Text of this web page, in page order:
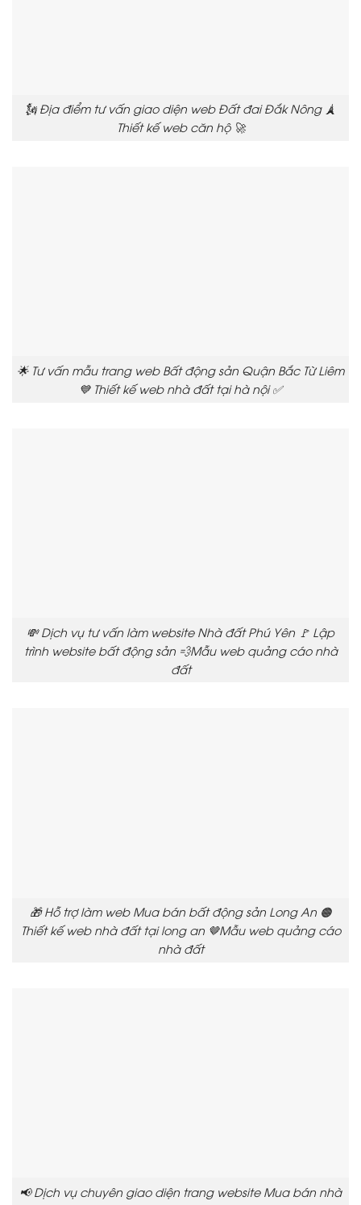
🗽 Địa điểm tư vấn giao diện web Đất đai Đắk Nông 🗼
Thiết kế web căn hộ 🚀
🌟 Tư vấn mẫu trang web Bất động sản Quận Bắc Từ Liêm
💙 Thiết kế web nhà đất tại hà nội ✅
💸 Dịch vụ tư vấn làm website Nhà đất Phú Yên 🚩 Lập
trình website bất động sản 💨Mẫu web quảng cáo nhà
đất
🎁 Hỗ trợ làm web Mua bán bất động sản Long An 🟠
Thiết kế web nhà đất tại long an 🤎Mẫu web quảng cáo
nhà đất
📢 Dịch vụ chuyên giao diện trang website Mua bán nhà